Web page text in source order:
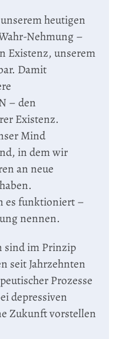
heutigen
Nehmung –
Existenz, unserem
Damit
– den
Existenz.
Mind
in dem wir
an neue
es funktioniert –
nennen.
sind im Prinzip
seit Jahrzehnten
Prozesse
depressiven
Zukunft vorstellen